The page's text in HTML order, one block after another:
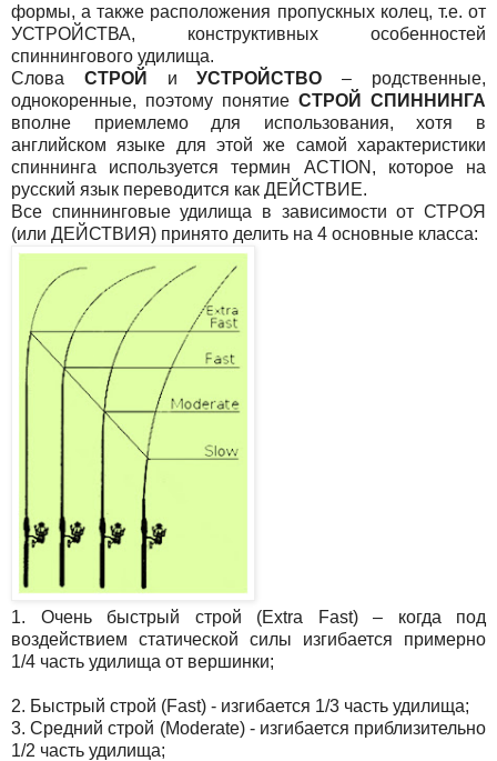
формы, а также расположения пропускных колец, т.е. от
УСТРОЙСТВА, конструктивных особенностей
спиннингового удилища.
Слова СТРОЙ иУСТРОЙСТВО – родственные,
однокоренные, поэтому понятие СТРОЙ СПИННИНГА
вполне приемлемо для использования, хотя в
английском языке для этой же самой характеристики
спиннинга используется термин ACTION, которое на
русский язык переводится как ДЕЙСТВИЕ.
Все спиннинговые удилища в зависимости от СТРОЯ
(или ДЕЙСТВИЯ) принято делить на 4 основные класса:
1. Очень быстрый строй (Extra Fast) – когда под
воздействием статической силы изгибается примерно
1/4 часть удилища от вершинки;
2. Быстрый строй (Fast) - изгибается 1/3 часть удилища;
3. Средний строй (Moderate) - изгибается приблизительно
1/2 часть удилища;